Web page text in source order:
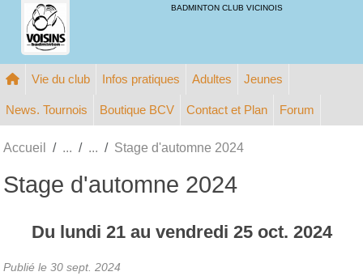
BADMINTON CLUB VICINOIS
Vie du club Infos pratiques Adultes Jeunes
News. Tournois Boutique BCV Contact et Plan Forum
Accueil Stage d'automne 2024
Stage d'automne 2024
Du lundi 21au vendredi 25 oct. 2024
Publié le 30 sept. 2024
Panneau de gestion des cookies